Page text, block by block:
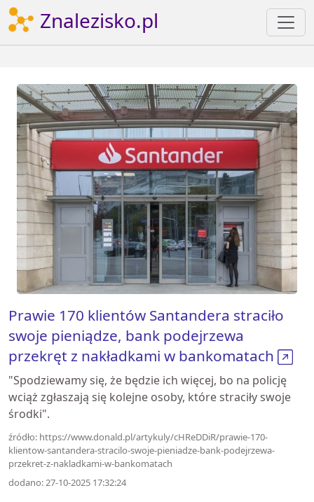
Znalezisko.pl
Prawie 170 klientów Santandera straciło
swoje pieniądze, bank podejrzewa
przekręt z nakładkami w bankomatach
"Spodziewamy się, że będzie ich więcej, bo na policję
wciąż zgłaszają się kolejne osoby, które straciły swoje
środki".
źródło: https://www.donald.pl/artykuly/cHReDDiR/prawie-170-
klientow-santandera-stracilo-swoje-pieniadze-bank-podejrzewa-
przekret-z-nakladkami-w-bankomatach
dodano: 27-10-2025 17:32:24